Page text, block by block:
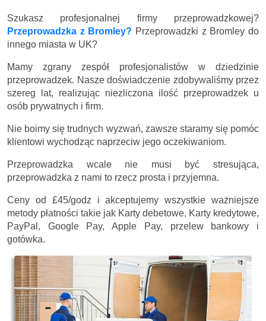
Szukasz profesjonalnej firmy przeprowadzkowej?
Przeprowadzka z Bromley? Przeprowadzki z Bromley do
innego miasta w UK?
Mamy zgrany zespół profesjonalistów w dziedzinie
przeprowadzek. Nasze doświadczenie zdobywaliśmy przez
szereg lat, realizując niezliczona ilość przeprowadzek u
osób prywatnych i firm.
Nie boimy się trudnych wyzwań, zawsze staramy się pomóc
klientowi wychodząc naprzeciw jego oczekiwaniom.
Przeprowadzka wcale nie musi być stresująca,
przeprowadzka z nami to rzecz prosta i przyjemna.
Ceny od £45/godz i akceptujemy wszystkie ważniejsze
metody płatności takie jak Karty debetowe, Karty kredytowe,
PayPal, Google Pay, Apple Pay, przelew bankowy i
gotówka.